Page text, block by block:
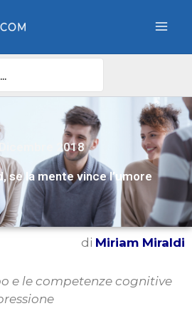
2018
se la mente vince l’umore
di Miriam Miraldi
e le competenze cognitive